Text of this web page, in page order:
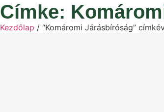
Címke:
Kezdőlap / “Komáromi Járásbíróság”